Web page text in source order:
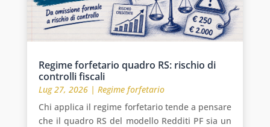
Regime forfetario quadro RS: rischio di
controlli fiscali
Lug 27, 2026| Regime forfetario
Chi applica il regime forfetario tende a pensare
che il quadro RS del modello Redditi PF sia un